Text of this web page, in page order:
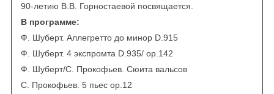
90-летию В.В. Горностаевой посвящается.
В программе:
Ф. Шуберт. Аллегретто до минор D.915
Ф. Шуберт. 4 экспромта D.935/ op.142
Ф. Шуберт/С. Прокофьев. Сюита вальсов
С. Прокофьев. 5 пьес op.12